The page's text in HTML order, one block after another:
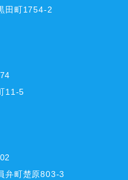
田町1754-2
11-5
弁町楚原803-3